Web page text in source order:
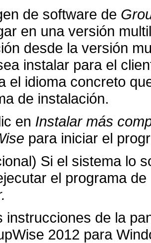
de software de
en una versión
desde la versión
instalar para el
el idioma concreto
de instalación.
en Instalar más
para iniciar el
Si el sistema lo
el programa
instrucciones de la
2012 para